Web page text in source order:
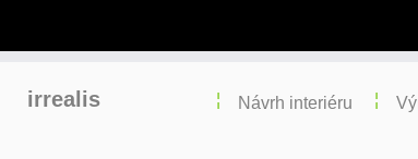
irrealis Návrh interiéru